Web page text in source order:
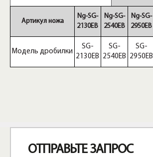
Артикул ножа
Модель дробилки
Ng-SG-
2130EB
Ng-SG-
2540EB
Ng-SG-
2950EB
SG-
2130EB
SG-
2540EB
SG-
2950EB
ОТПРАВЬТЕ ЗАПРОС